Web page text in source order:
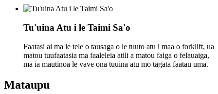
Tu'uina Atu i le Taimi Sa'o
Faatasi ai ma le tele o tausaga o le tuuto atu i maa o forklift, ua
matou tuufaatasia ma faaleleia atili a matou faiga o felauaiga,
ma ia mautinoa le vave ona tuuina atu mo tagata faatau uma.
Mataupu